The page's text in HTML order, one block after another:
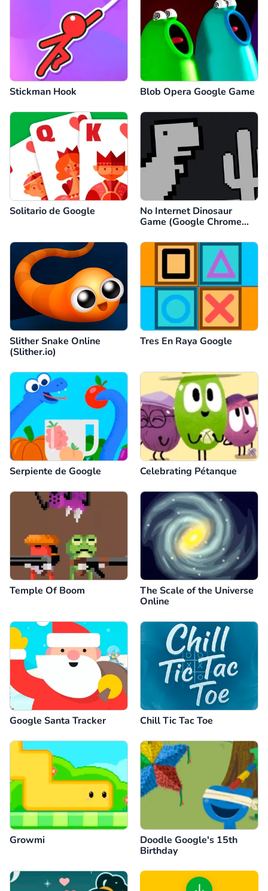
Stickman Hook Blob Opera Google Game
Solitario de Google
No Internet Dinosaur
Game (Google Chrome
Slither Snake Online
(Slither.io)
Tres En Raya Google
Serpiente de Google Celebrating Pétanque
Temple Of Boom
The Scale of the Universe
Online
Google Santa Tracker Chill Tic Tac Toe
Growmi
Doodle Google's 15th
Birthday